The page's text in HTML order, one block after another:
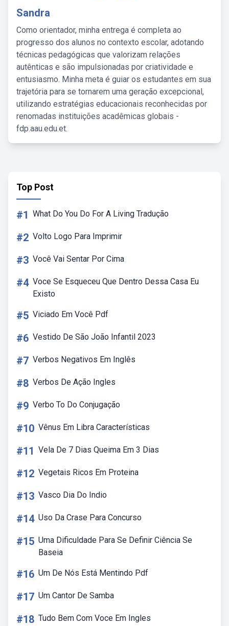
Sandra
Como orientador, minha entrega é completa ao
progresso dos alunos no contexto escolar, adotando
técnicas pedagógicas que valorizam relações
autênticas e são impulsionadas por criatividade e
entusiasmo. Minha meta é guiar os estudantes em sua
trajetória para se tornarem uma geração excepcional,
utilizando estratégias educacionais reconhecidas por
renomadas instituições acadêmicas globais -
fdp.aau.edu.et.
Top Post
#1 What Do You Do For A Living Tradução
#2 Volto Logo Para Imprimir
#3 Você Vai Sentar Por Cima
#4 Voce Se Esqueceu Que Dentro Dessa Casa Eu
Existo
#5 Viciado Em Você Pdf
#6 Vestido De São João Infantil 2023
#7 Verbos Negativos Em Inglês
#8 Verbos De Ação Ingles
#9 Verbo To Do Conjugação
#10 Vênus Em Libra Características
#11 Vela De 7 Dias Queima Em 3 Dias
#12 Vegetais Ricos Em Proteina
#13 Vasco Dia Do Indio
#14 Uso Da Crase Para Concurso
#15 Uma Dificuldade Para Se Definir Ciência Se
Baseia
#16 Um De Nós Está Mentindo Pdf
#17 Um Cantor De Samba
#18 Tudo Bem Com Voce Em Ingles